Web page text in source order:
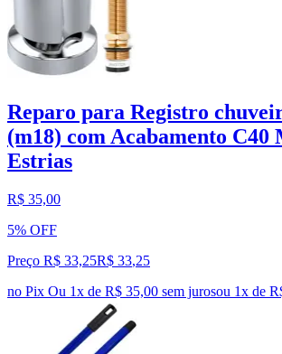
Reparo para Registro
(m18) com Acabamento C40
Estrias
R$ 35,00
5% OFF
Preço R$ 33,25R$ 33,25
no Pix Ou 1x de R$ 35,00 sem jurosou 1x de